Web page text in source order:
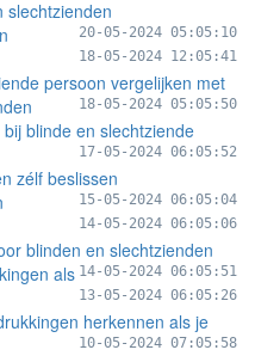
slechtzienden
20-05-2024 05:05:10
18-05-2024 12:05:41
persoon vergelijken met
18-05-2024 05:05:50
blinde en slechtziende
17-05-2024 06:05:52
zélf beslissen
15-05-2024 06:05:04
14-05-2024 06:05:06
blinden en slechtzienden
14-05-2024 06:05:51
als
13-05-2024 06:05:26
herkennen als je
10-05-2024 07:05:58